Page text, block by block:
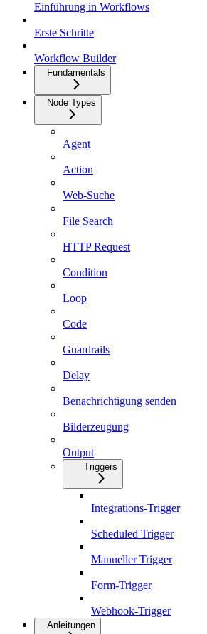
Einführung in Workflows
Erste Schritte
Workflow Builder
Fundamentals
Node Types
Agent
Action
Web-Suche
File Search
HTTP Request
Condition
Loop
Code
Guardrails
Delay
Benachrichtigung senden
Bilderzeugung
Output
Triggers
Integrations-Trigger
Scheduled Trigger
Manueller Trigger
Form-Trigger
Webhook-Trigger
Anleitungen